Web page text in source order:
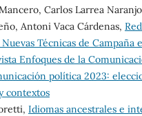
Carlos Larrea
Antoni Vaca Cárdenas,
Técnicas de Campaña
Enfoques de la
política 2023:
contextos
Idiomas ancestrales e